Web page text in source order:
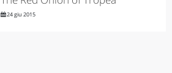
24 giu 2015